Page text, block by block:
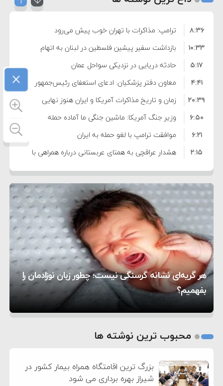
ترامپ: مذاکرات با تهران خوب پیش می‌رود
۸:۳۶
بازداشت سفیر پیشین فلسطین در لبنان به اتهام
فساد و اختلاس اموال
۱۰:۳۳
حادثه دریایی در نزدیکی سواحل عمان
۵:۱۷
معاون دفتر پزشکیان: ادعای استعفای رئیس‌جمهور
واهی و کذب محض است
۴:۴۱
زمان و تاریخ مذاکرات آمریکا و ایران هنوز نهایی
نشده است
۲۰:۳۹
وزیر جنگ آمریکا: ماشین جنگی ما آماده حمله
نظامی علیه ایران است
۶:۵۰
موافقت ترامپ با لغو حمله به ایران
۶:۲۱
هشدار عراقچی به همتای عربستانی درباره همراهی با
آمریکا
۲:۱۵
مقام ارشد امنیتی: برنامه گسترده‌ای برای پاسخ به
دیوانگی آمریکا داریم
۷:۱۰
ترامپ دستور حملات جدید علیه ایران را صادر کرد
۵:۴۵
سپاه: دو نفتکش متخلف مورد اصابت قرار گرفته و
متوقف شدند
۱۲:۵۹
ترامپ مدعی توافق تاریخی برای خلع سلاح کامل
حماس شد
۸:۵۷
اعتراض عراقچی به همتای بلغارستانی به دلیل کمک
به آمریکا در حملات به ایران
۱۶:۱۹
کشورهایی که به متجاوزان کمک می کنند پاسخ
سختی خواهند گرفت
۱۰:۱۵
سنتکام پایان تجاوز جدید به ایران را اعلام کرد
۶:۰۵
هر گریه‌ای نشانه گرسنگی نیست؛ چطور زبان نوزادمان را
بفهمیم؟
تغذیه پدر می‌تواند بر سلامت نوزاد تأثیر بگذارد
روی دیگر زندگی
2
محبوب ترین نوشته ها
بزرگ ترین اقامتگاه همراه بیمار کشور در
شیراز بهره برداری می شود
×